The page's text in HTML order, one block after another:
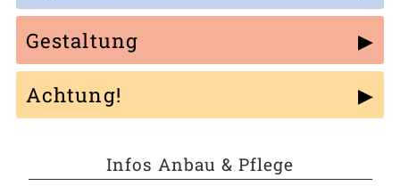
Gestaltung
Achtung!
Infos Anbau & Pflege